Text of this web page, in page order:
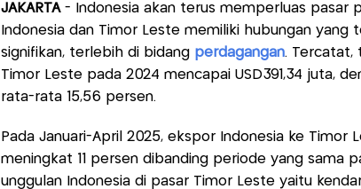
JAKARTA - Indonesia akan terus memperluas pasar
Indonesia dan Timor Leste memiliki hubungan yang
signifikan, terlebih di bidang perdagangan. Tercatat,
Timor Leste pada 2024 mencapai USD391,34 juta,
rata-rata 15,56 persen.
Pada Januari-April 2025, ekspor Indonesia ke Timor
meningkat 11 persen dibanding periode yang sama
unggulan Indonesia di pasar Timor Leste yaitu